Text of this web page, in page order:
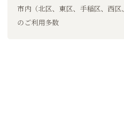
市内（北区、東区、手稲区、西
のご利用多数